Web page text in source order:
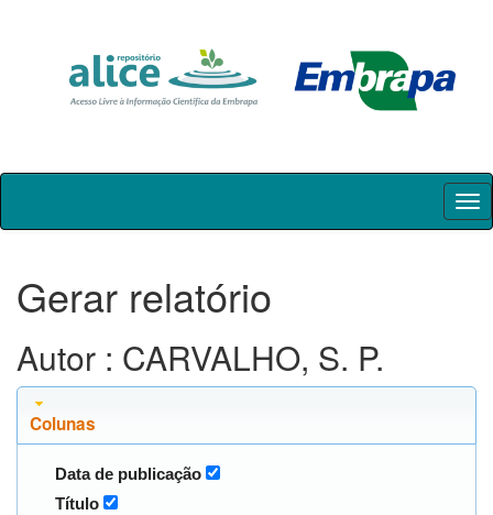
Skip
Gerar relatório
Autor : CARVALHO, S. P.
Colunas
Data de publicação
Título